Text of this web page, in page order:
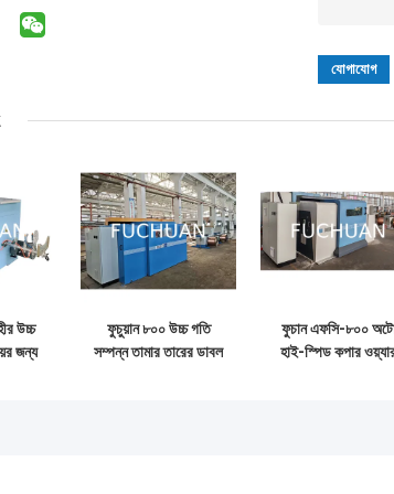
উচ্চ
জন্য
ফুচুয়ান ৮০০ উচ্চ গতি
সম্পন্ন তামার তারের ডাবল
ফুচান এফসি-৮০০
হাই-স্পিড কপার